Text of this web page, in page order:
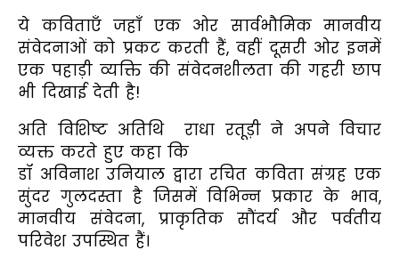
ये कविताएँ जहाँ एक ओर सार्वभौमिक मानवीय
संवेदनाओं को प्रकट करती हैं, वहीं दूसरी ओर इनमें
एक पहाड़ी व्यक्ति की संवेदनशीलता की गहरी छाप
भी दिखाई देती है!
अति विशिष्ट अतिथि राधा रतूड़ी ने अपने विचार
व्यक्त करते हुए कहा कि
डॉ अविनाश उनियाल द्वारा रचित कविता संग्रह एक
सुंदर गुलदस्ता है जिसमें विभिन्न प्रकार के भाव,
मानवीय संवेदना, प्राकृतिक सौंदर्य और पर्वतीय
परिवेश उपस्थित हैं।